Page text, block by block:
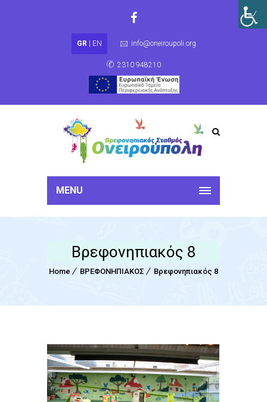
GR EN info@oneiroupoli.org
2310 948210
MENU
Βρεφονηπιακός 8
Home ΒΡΕΦΟΝΗΠΙΑΚΟΣ Βρεφονηπιακός 8